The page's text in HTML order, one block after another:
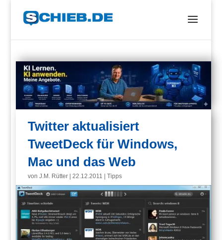
Twitter aktualisiert
TweetDeck für Windows,
Mac und das Web
vonJ.M. Rütter |22.12.2011 |Tipps